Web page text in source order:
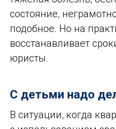
состояние,
подобное. Но на
восстанавливает
юристы.
С детьми надо
В ситуации, когда